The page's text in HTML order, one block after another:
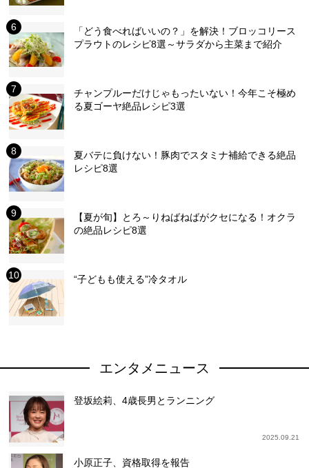
「どう食べればいいの？」を解決！ブロッコリース
プラウトのレシピ8選～サラダから主菜まで紹介
チャンプルーだけじゃもったいない！今年こそ極め
る夏ゴーヤ絶品レシピ3選
夏バテに負けない！豚肉でスタミナ補給できる絶品
レシピ8選
【夏が旬】とろ～りねばねばがクセになる！オクラ
の絶品レシピ8選
“子どもも使える”冷タオル
エンタメニュース
登坂絵莉、4歳長男とランニング
2025.09.21
小原正子、資格取得を報告